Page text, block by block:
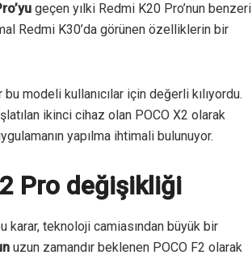
geçen yılki Redmi K20 Pro’nun benzeri
Redmi K30’da görünen özelliklerin bir
modeli kullanıcılar için değerli kılıyordu.
ikinci cihaz olan POCO X2 olarak
yapılma ihtimali bulunuyor.
Pro değişikliği
karar, teknoloji camiasından büyük bir
uzun zamandır beklenen POCO F2 olarak